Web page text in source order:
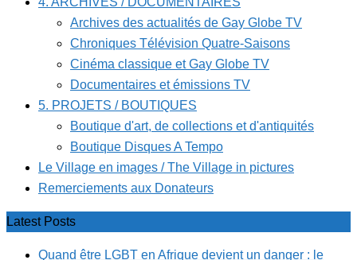
Archives des actualités de Gay Globe TV
Chroniques Télévision Quatre-Saisons
Cinéma classique et Gay Globe TV
Documentaires et émissions TV
5. PROJETS / BOUTIQUES
Boutique d'art, de collections et d'antiquités
Boutique Disques A Tempo
Le Village en images / The Village in pictures
Remerciements aux Donateurs
Latest Posts
Quand être LGBT en Afrique devient un danger : le